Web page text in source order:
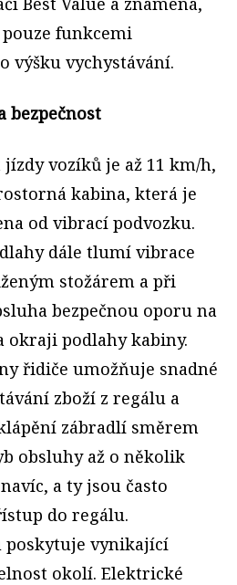
funkcemi
výšku vychystávání.
bezpečnost
vozíků je až 11 km/h,
kabina, která je
od vibrací podvozku.
dále tlumí vibrace
stožárem a při
bezpečnou oporu na
okraji podlahy kabiny.
řidiče umožňuje snadné
zboží z regálu a
zábradlí směrem
obsluhy až o několik
a ty jsou často
do regálu.
poskytuje vynikající
okolí. Elektrické